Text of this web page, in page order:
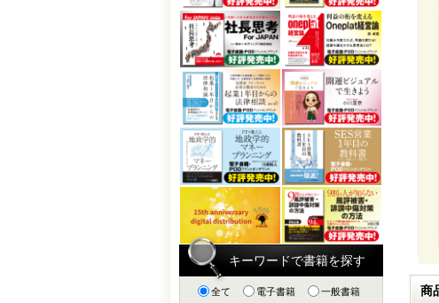
商
キーワードで書籍を探す
全て 電子書籍 一般書籍